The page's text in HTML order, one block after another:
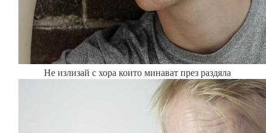
Не излизай с хора които минават през раздяла